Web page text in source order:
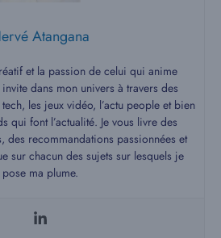
Atangana
et la passion de celui qui anime
dans mon univers à travers des
les jeux vidéo, l’actu people et bien
qui font l’actualité. Je vous livre des
des recommandations passionnées et
sur chacun des sujets sur lesquels je
pose ma plume.